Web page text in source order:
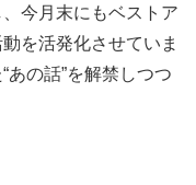
今月末にもベストア
を活発化させていま
あの話”を解禁しつつ